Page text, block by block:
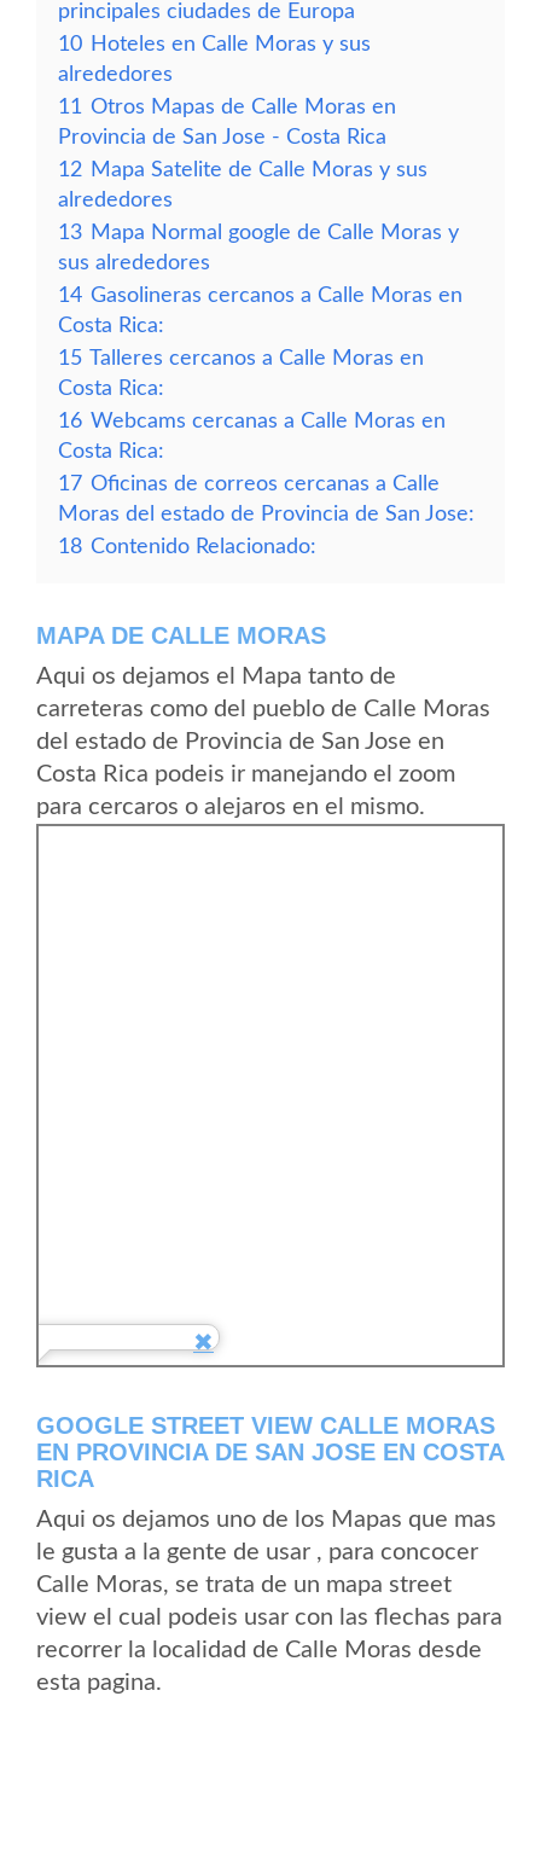
principales ciudades de Europa
10 Hoteles en Calle Moras y sus
alrededores
11 Otros Mapas de Calle Moras en
Provincia de San Jose - Costa Rica
12 Mapa Satelite de Calle Moras y sus
alrededores
13 Mapa Normal google de Calle Moras y
sus alrededores
14 Gasolineras cercanos a Calle Moras en
Costa Rica:
15 Talleres cercanos a Calle Moras en
Costa Rica:
16 Webcams cercanas a Calle Moras en
Costa Rica:
17 Oficinas de correos cercanas a Calle
Moras del estado de Provincia de San Jose:
18 Contenido Relacionado:
MAPA DE CALLE MORAS
Aqui os dejamos el Mapa tanto de
carreteras como del pueblo de Calle Moras
del estado de Provincia de San Jose en
Costa Rica podeis ir manejando el zoom
para cercaros o alejaros en el mismo.
GOOGLE STREET VIEW CALLE MORAS
EN PROVINCIA DE SAN JOSE EN COSTA
RICA
Aqui os dejamos uno de los Mapas que mas
le gusta a la gente de usar , para concocer
Calle Moras, se trata de un mapa street
view el cual podeis usar con las flechas para
recorrer la localidad de Calle Moras desde
esta pagina.